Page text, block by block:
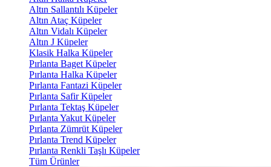
Altın Sallantılı Küpeler
Altın Ataç Küpeler
Altın Vidalı Küpeler
Altın J Küpeler
Klasik Halka Küpeler
Pırlanta Baget Küpeler
Pırlanta Halka Küpeler
Pırlanta Fantazi Küpeler
Pırlanta Safir Küpeler
Pırlanta Tektaş Küpeler
Pırlanta Yakut Küpeler
Pırlanta Zümrüt Küpeler
Pırlanta Trend Küpeler
Pırlanta Renkli Taşlı Küpeler
Tüm Ürünler